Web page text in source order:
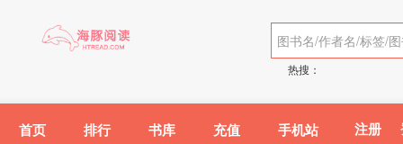
热搜：
首页 排行 书库 充值 手机站 注册